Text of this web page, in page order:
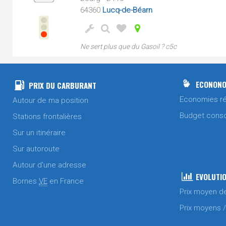
64360 Lucq-de-Béarn
Ne sert plus que du Gasoil ? c5c
PRIX DU CARBURANT
Autour de ma position
Stations frontalières
Sur un itinéraire
Sur autoroute
Autour d'une adresse
Bornes VE en France
Economies
Budget
Prix moyen
Prix moyens